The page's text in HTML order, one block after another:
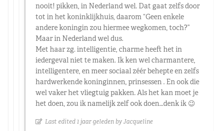
nooit! pikken, in Nederland wel. Dat gaat zelfs door
tot in het koninklijkhuis, daarom “Geen enkele
andere koningin zou hiermee wegkomen, toch?”
Maar in Nederland wel dus.
Met haar zg. intelligentie, charme heeft het in
iedergeval niet te maken. Ik ken wel charmantere,
intelligentere, en meer sociaal zéér behepte en zelfs
hardwerkende koninginnen, prinsessen . En ook die
wel vaker het vliegtuig pakken. Als het kan moet je
het doen, zou ik namelijk zelf ook doen…denk ik 😉
Last edited 1 jaar geleden by Jacqueline